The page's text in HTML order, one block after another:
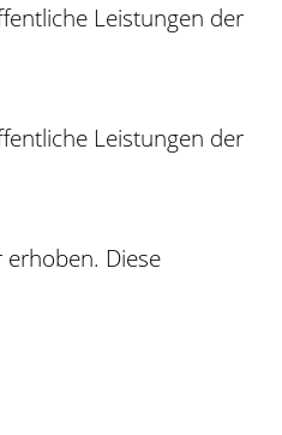
Leistungen der
Leistungen der
Diese